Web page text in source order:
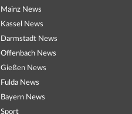
Mainz News
Kassel News
Darmstadt News
Offenbach News
Gießen News
Fulda News
Bayern News
Sport